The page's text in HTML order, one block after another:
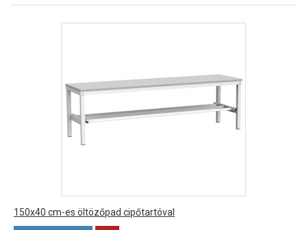
150x40 cm-es öltözőpad cipőtartóval